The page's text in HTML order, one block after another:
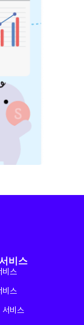
비스
비스
비스
비스